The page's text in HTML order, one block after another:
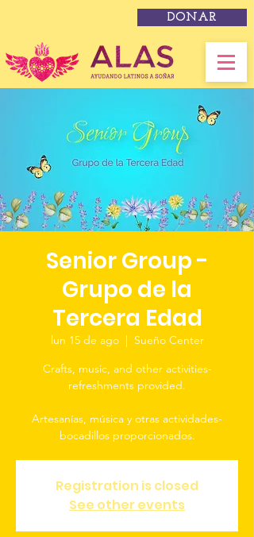
DONAR
Senior Group -
Grupo de la
Tercera Edad
lun 15 de ago
  |
Sueño Center
Crafts, music, and other activities-
refreshments provided.
Artesanías, música y otras actividades-
bocadillos proporcionados.
Registration is closed
See other events